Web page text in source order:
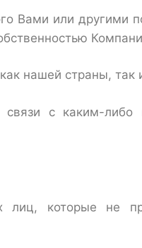
Вами или другими
нашей страны, так
с каким-либо
которые не